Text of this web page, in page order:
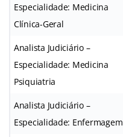
Especialidade: Medicina
Clínica-Geral
Analista Judiciário –
Especialidade: Medicina
Psiquiatria
Analista Judiciário –
Especialidade: Enfermagem